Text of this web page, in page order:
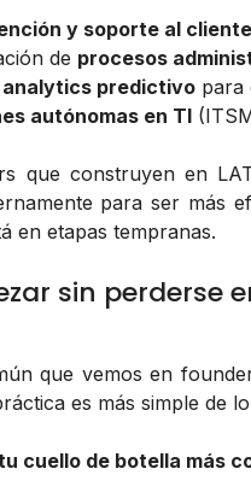
y soporte al cliente
de procesos
analytics predictivo para
autónomas en TI
que construyen en
para ser más
en etapas tempranas.
sin perderse
que vemos en
es más simple de
cuello de botella más